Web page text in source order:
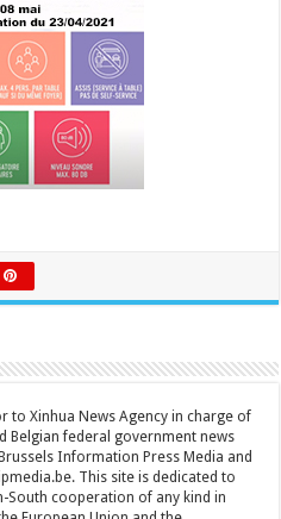
to Xinhua News Agency in charge of
Belgian federal government news
Information Press Media and
This site is dedicated to
cooperation of any kind in